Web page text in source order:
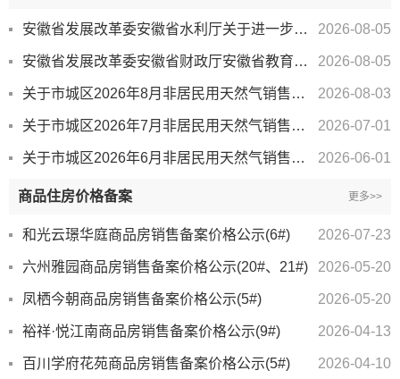
安徽省发展改革委安徽省水利厅关于进一步加强农村供水价格管理的通知 2026-08-05
安徽省发展改革委安徽省财政厅安徽省教育厅关于调整我省公办高等职业院校学费标准的通知 2026-08-05
关于市城区2026年8月非居民用天然气销售价格情况的通告 2026-08-03
关于市城区2026年7月非居民用天然气销售价格情况的通告 2026-07-01
关于市城区2026年6月非居民用天然气销售价格情况的通告 2026-06-01
商品住房价格备案 更多>>
和光云璟华庭商品房销售备案价格公示(6#) 2026-07-23
六州雅园商品房销售备案价格公示(20#、21#) 2026-05-20
凤栖今朝商品房销售备案价格公示(5#) 2026-05-20
裕祥·悦江南商品房销售备案价格公示(9#) 2026-04-13
百川学府花苑商品房销售备案价格公示(5#) 2026-04-10